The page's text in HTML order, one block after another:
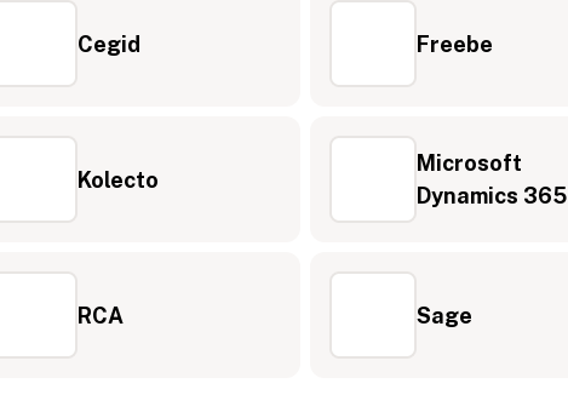
Cegid Freebe
Kolecto
Microsoft
Dynamics 365
RCA Sage